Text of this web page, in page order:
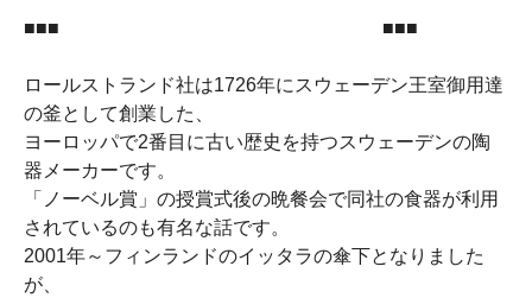
■■■ ■■■
ロールストランド社は1726年にスウェーデン王室御用達
の釜として創業した、
ヨーロッパで2番目に古い歴史を持つスウェーデンの陶
器メーカーです。
「ノーベル賞」の授賞式後の晩餐会で同社の食器が利用
されているのも有名な話です。
2001年～フィンランドのイッタラの傘下となりました
が、